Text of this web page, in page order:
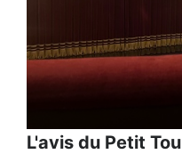
L'avis du Petit Tou